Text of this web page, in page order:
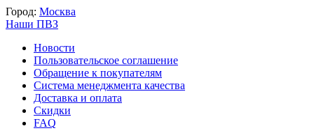
Город: Москва
Наши ПВЗ
Новости
Пользовательское соглашение
Обращение к покупателям
Система менеджмента качества
Доставка и оплата
Скидки
FAQ